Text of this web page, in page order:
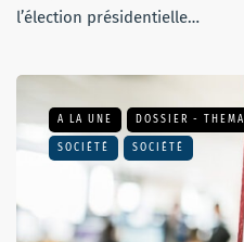
l’élection présidentielle…
A LA UNE DOSSIER - THEMA
SOCIÉTÉ SOCIÉTÉ